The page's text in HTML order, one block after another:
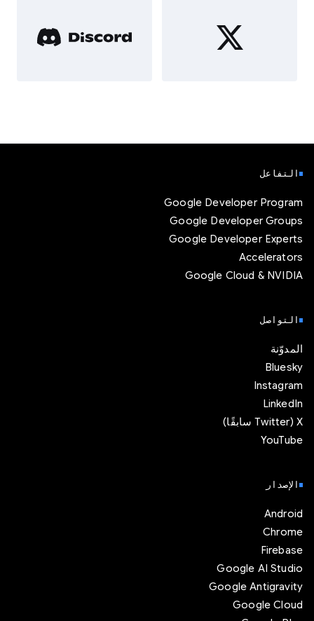
التفاعل
Google Developer Program
Google Developer Groups
Google Developer Experts
Accelerators
Google Cloud & NVIDIA
التواصل
المدوّنة
Bluesky
Instagram
LinkedIn
‫X ‏(Twitter سابقًا)
YouTube
الإصدار
Android
Chrome
Firebase
Google AI Studio
Google Antigravity
Google Cloud